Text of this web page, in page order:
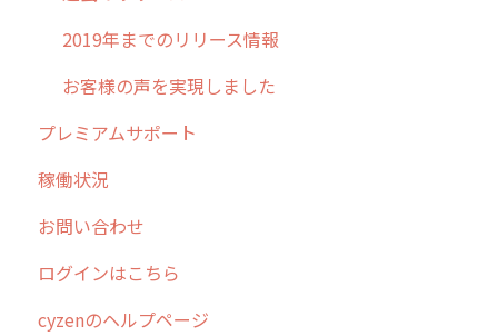
2019年までのリリース情報
お客様の声を実現しました
プレミアムサポート
稼働状況
お問い合わせ
ログインはこちら
cyzenのヘルプページ